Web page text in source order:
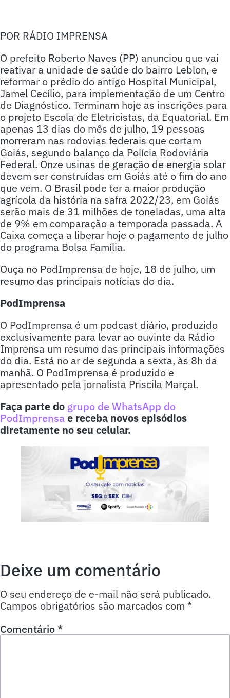
POR RÁDIO IMPRENSA
O prefeito Roberto Naves (PP) anunciou que vai
reativar a unidade de saúde do bairro Leblon, e
reformar o prédio do antigo Hospital Municipal,
Jamel Cecílio, para implementação de um Centro
de Diagnóstico. Terminam hoje as inscrições para
o projeto Escola de Eletricistas, da Equatorial. Em
apenas 13 dias do mês de julho, 19 pessoas
morreram nas rodovias federais que cortam
Goiás, segundo balanço da Polícia Rodoviária
Federal. Onze usinas de geração de energia solar
devem ser construídas em Goiás até o fim do ano
que vem. O Brasil pode ter a maior produção
agrícola da história na safra 2022/23, em Goiás
serão mais de 31 milhões de toneladas, uma alta
de 9% em comparação a temporada passada. A
Caixa começa a liberar hoje o pagamento de julho
do programa Bolsa Família.
Ouça no PodImprensa de hoje, 18 de julho, um
resumo das principais notícias do dia.
PodImprensa
O PodImprensa é um podcast diário, produzido
exclusivamente para levar ao ouvinte da Rádio
Imprensa um resumo das principais informações
do dia. Está no ar de segunda a sexta, às 8h da
manhã. O PodImprensa é produzido e
apresentado pela jornalista Priscila Marçal.
Faça parte do grupo de WhatsApp do
PodImprensae receba novos episódios
diretamente no seu celular.
Deixe um comentário
O seu endereço de e-mail não será publicado.
Campos obrigatórios são marcados com *
Comentário*